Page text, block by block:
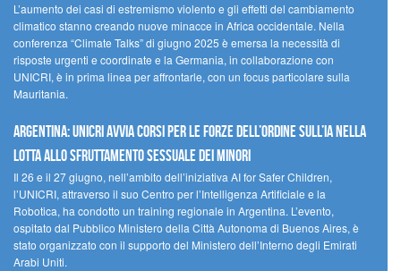
L’aumento dei casi di estremismo violento e gli effetti del cambiamento
climatico stanno creando nuove minacce in Africa occidentale. Nella
conferenza “Climate Talks” di giugno 2025 è emersa la necessità di
risposte urgenti e coordinate e la Germania, in collaborazione con
UNICRI, è in prima linea per affrontarle, con un focus particolare sulla
Mauritania.
Argentina: UNICRI avvia corsi per le forze dell’ordine sull’IA nella
lotta allo sfruttamento sessuale dei minori
Il 26 e il 27 giugno, nell’ambito dell’iniziativa AI for Safer Children,
l’UNICRI, attraverso il suo Centro per l’Intelligenza Artificiale e la
Robotica, ha condotto un training regionale in Argentina. L’evento,
ospitato dal Pubblico Ministero della Città Autonoma di Buenos Aires, è
stato organizzato con il supporto del Ministero dell’Interno degli Emirati
Arabi Uniti.